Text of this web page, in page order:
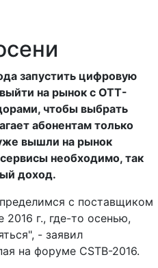
запустить цифровую
на рынок с ОТТ-
чтобы выбрать
абонентам только
вышли на рынок
необходимо, так
доход.
с поставщиком
г., где-то осенью,
- заявил
на форуме CSTB-2016.